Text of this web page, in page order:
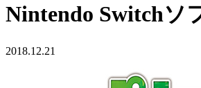
Nintendo Switchソ
2018.12.21